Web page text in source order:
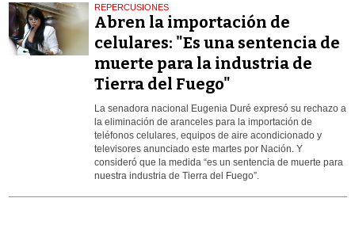
REPERCUSIONES
Abren la importación de
celulares: "Es una sentencia de
muerte para la industria de
Tierra del Fuego"
La senadora nacional Eugenia Duré expresó su rechazo a
la eliminación de aranceles para la importación de
teléfonos celulares, equipos de aire acondicionado y
televisores anunciado este martes por Nación. Y
consideró que la medida “es un sentencia de muerte para
nuestra industria de Tierra del Fuego”.